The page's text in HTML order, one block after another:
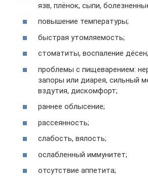
язв, плёнок, сыпи,
повышение температуры;
быстрая утомляемость;
стоматиты, воспаление дёсен;
проблемы с пищеварением:
запоры или диарея, сильный
вздутия, дискомфорт;
раннее облысение;
рассеянность;
слабость, вялость;
ослабленный иммунитет;
отсутствие аппетита;